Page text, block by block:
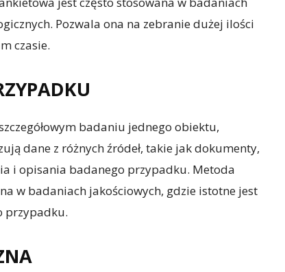
Pozwala ona na zebranie dużej ilości
czasie.
badaniu jednego obiektu,
dane z różnych źródeł, takie jak dokumenty,
i opisania badanego przypadku. Metoda
w badaniach jakościowych, gdzie istotne jest
przypadku.